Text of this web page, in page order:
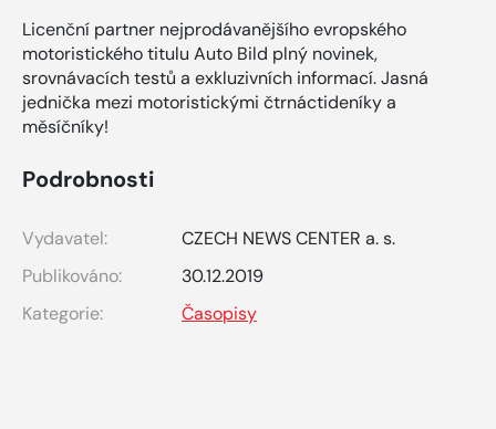
Licenční partner nejprodávanějšího evropského
motoristického titulu Auto Bild plný novinek,
srovnávacích testů a exkluzivních informací. Jasná
jednička mezi motoristickými čtrnáctideníky a
měsíčníky!
Podrobnosti
Vydavatel:
CZECH NEWS CENTER a. s.
Publikováno:
30.12.2019
Kategorie:
Časopisy